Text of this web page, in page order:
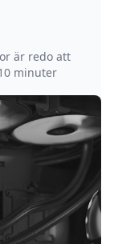
är redo att
minuter